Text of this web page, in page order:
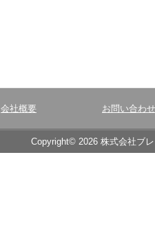
会社概要 お問い合わせ
Copyright© 2026 株式会社ブ